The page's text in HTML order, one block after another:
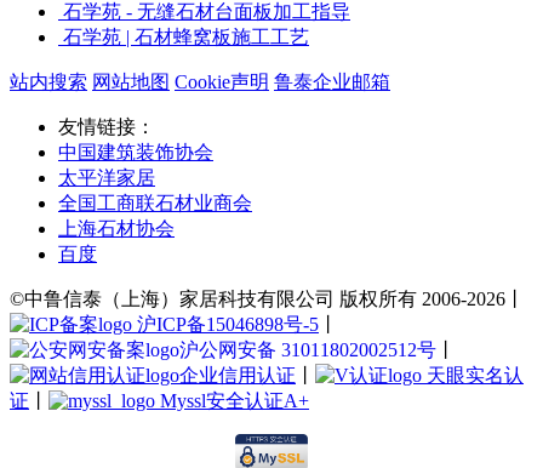
石学苑 - 无缝石材台面板加工指导
石学苑 | 石材蜂窝板施工工艺
站内搜索 网站地图 Cookie声明 鲁泰企业邮箱
友情链接：
中国建筑装饰协会
太平洋家居
全国工商联石材业商会
上海石材协会
百度
©中鲁信泰（上海）家居科技有限公司 版权所有 2006-2026丨
沪ICP备15046898号-5
沪公网安备 31011802002512号
企业信用认证
天眼实名认
证
Myssl安全认证A+